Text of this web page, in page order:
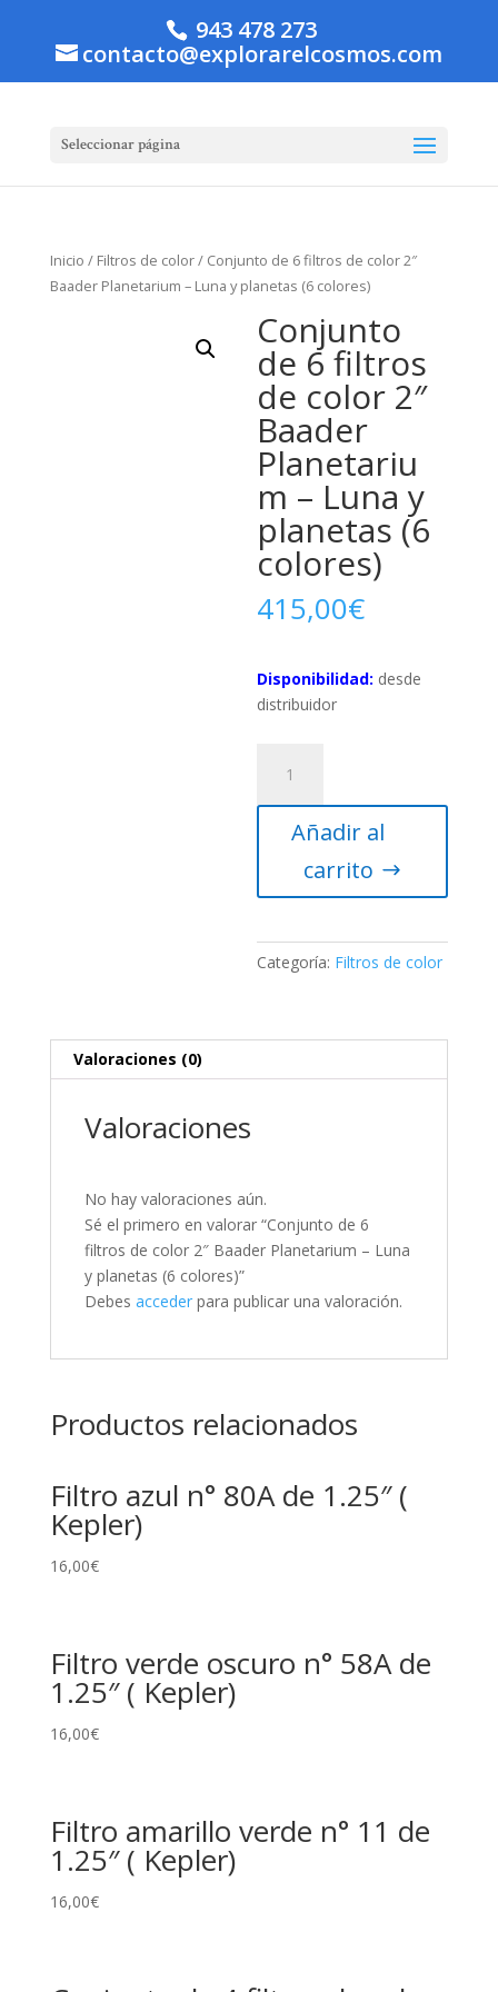
943 478 273
contacto@explorarelcosmos.com
Seleccionar página
Inicio / Filtros de color/ Conjunto de 6 filtros de color 2″
Baader Planetarium – Luna y planetas (6 colores)
Conjunto
de 6 filtros
de color 2″
Baader
Planetariu
m – Luna y
planetas (6
colores)
415,00€
Disponibilidad: desde
distribuidor
6
filtros
Planetarium
y
Añadir al
carrito
Categoría: Filtros de color
Valoraciones (0)
Valoraciones
No hay valoraciones aún.
Sé el primero en valorar “Conjunto de 6
filtros de color 2″ Baader Planetarium – Luna
y planetas (6 colores)”
Debes accederpara publicar una valoración.
Productos relacionados
Filtro azul n° 80A de 1.25″ (
Kepler)
16,00€
Filtro verde oscuro n° 58A de
1.25″ ( Kepler)
16,00€
Filtro amarillo verde n° 11 de
1.25″ ( Kepler)
16,00€